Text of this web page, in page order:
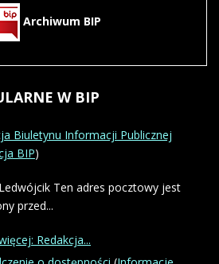
Archiwum BIP
W BIP
Biuletynu Informacji Publicznej
BIP)
Ten adres pocztowy jest
przed...
Redakcja...